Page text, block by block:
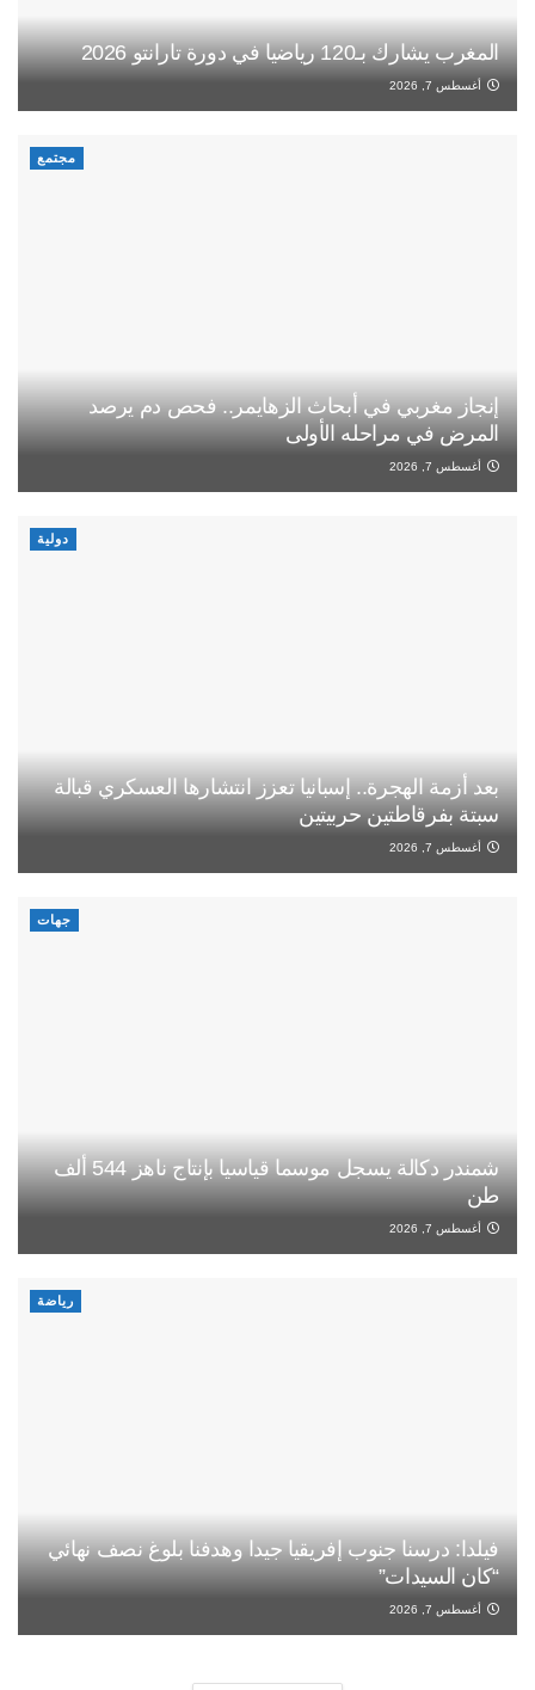
المغرب يشارك بـ120 رياضيا في دورة تارانتو 2026
أغسطس 7, 2026
مجتمع
إنجاز مغربي في أبحاث الزهايمر.. فحص دم يرصد
المرض في مراحله الأولى
أغسطس 7, 2026
دولية
بعد أزمة الهجرة.. إسبانيا تعزز انتشارها العسكري قبالة
سبتة بفرقاطتين حربيتين
أغسطس 7, 2026
جهات
شمندر دكالة يسجل موسما قياسيا بإنتاج ناهز 544 ألف
طن
أغسطس 7, 2026
رياضة
فيلدا: درسنا جنوب إفريقيا جيدا وهدفنا بلوغ نصف نهائي
“كان السيدات”
أغسطس 7, 2026